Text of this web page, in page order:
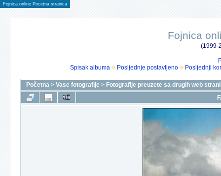
Fojnica online Pocetna stranica
Fojnica
(1999-
Spisak albuma
Posljednje postavljeno Posljednji
Početna > Vase fotografije > Fotografije preuzete sa drugih web